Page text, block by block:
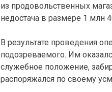
из продовольственных
недостача в размере 1 млн
В результате проведения
подозреваемого. Им
служебное положение,
распоряжался по своему